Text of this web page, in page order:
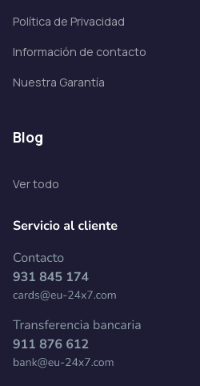
Política de Privacidad
Información de contacto
Nuestra Garantía
blog
Ver todo